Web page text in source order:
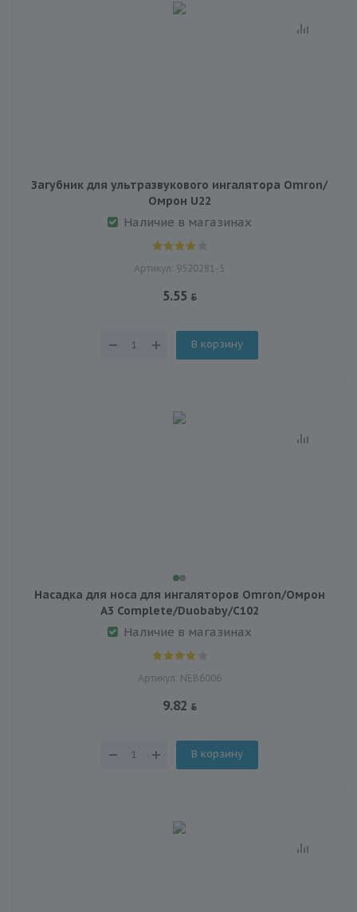
Загубник для ультразвукового ингалятора Omron/
Омрон U22
Наличие в магазинах
Артикул: 9520281-5
5.55
В корзину
Насадка для носа для ингаляторов Omron/Омрон
A3 Complete/Duobaby/C102
Наличие в магазинах
Артикул: NEB6006
9.82
В корзину